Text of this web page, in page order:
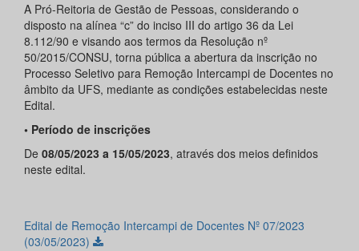
A Pró-Reitoria de Gestão de Pessoas, considerando o
disposto na alínea “c” do inciso III do artigo 36 da Lei
8.112/90 e visando aos termos da Resolução nº
50/2015/CONSU, torna pública a abertura da inscrição no
Processo Seletivo para Remoção Intercampi de Docentes no
âmbito da UFS, mediante as condições estabelecidas neste
Edital.
• Período de inscrições
De 08/05/2023 a 15/05/2023, através dos meios definidos
neste edital.
Edital de Remoção Intercampi de Docentes Nº 07/2023
(03/05/2023)